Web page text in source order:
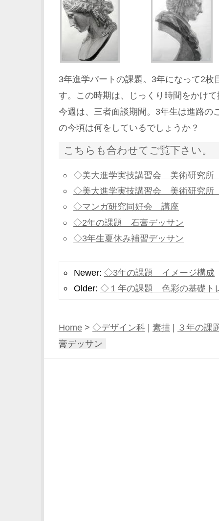
3年進学パートの課題。3年になって2枚
す。この時期は、じっくり時間をかけ
今週は、三者面談期間。3年生は進路の
の今頃は何をしているでしょうか？
こちらも合わせてご覧下さい。
◇美大進学実技講習会 美術研究
◇美大進学実技講習会 美術研究
◇マンガ研究同好会 講座
◇2年の課題 石膏デッサン
◇3年生夏休み補習デッサン
Newer: ◇3年の課題 イメージ構成
Older: ◇１年の課題 色彩の基礎ト
Home > ◇デザイン科 | 素描 | ３年の課
膏デッサン